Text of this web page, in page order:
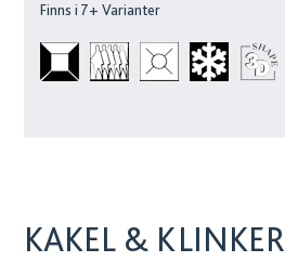
Finns i7+ Varianter
KAKEL & KLINKER